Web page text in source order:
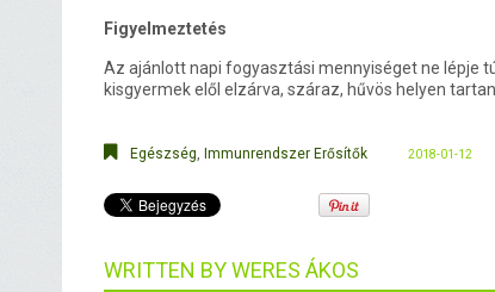
Figyelmeztetés
Az ajánlott napi fogyasztási mennyiséget ne lépje
kisgyermek elől elzárva, száraz, hűvös helyen
Egészség, Immunrendszer Erősítők 2018-01-12
WRITTEN BYWERES ÁKOS